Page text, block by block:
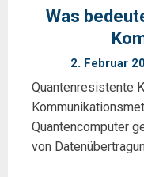
Was
2. Februar
Quantenresistente
Quantencomputer
von